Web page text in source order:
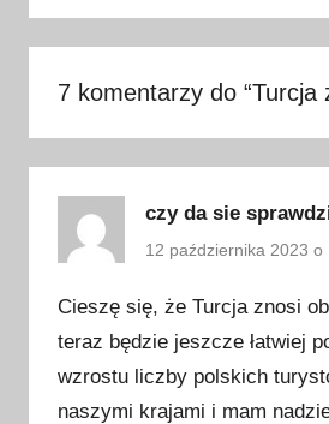
c
y
j
i
7 komentarzy do “Turcja
czy da sie
12 października 2023 o
Cieszę się, że Turcja znosi
teraz będzie jeszcze łatwiej
wzrostu liczby polskich
naszymi krajami i mam